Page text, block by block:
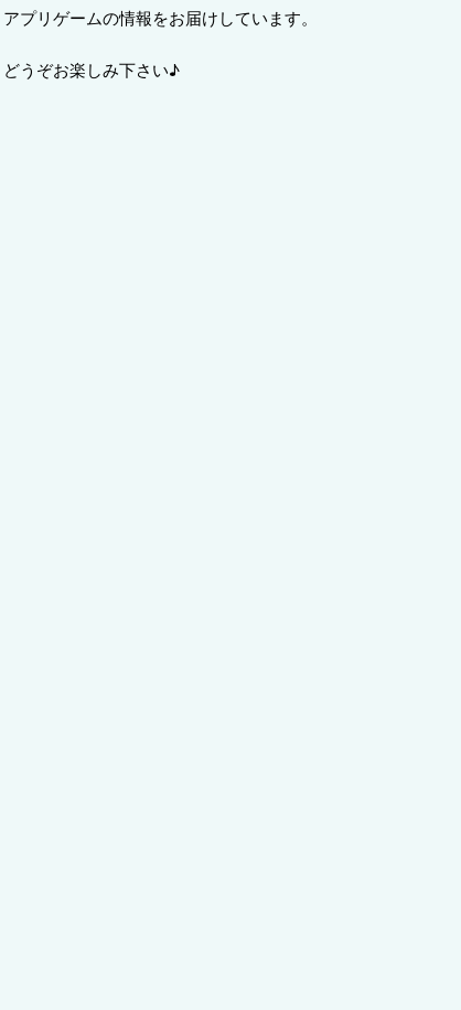
アプリゲームの情報をお届けしています。
どうぞお楽しみ下さい♪